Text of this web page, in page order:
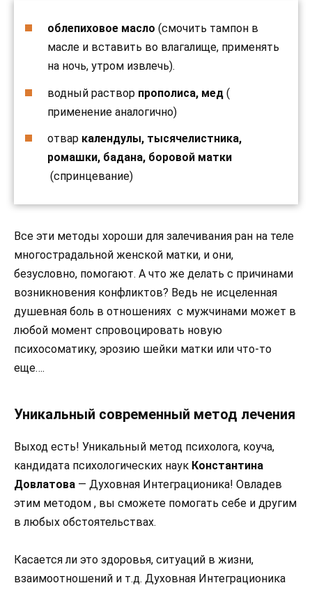
облепиховое масло (смочить тампон в
масле и вставить во влагалище, применять
на ночь, утром извлечь).
водный раствор прополиса, мед (
применение аналогично)
отвар календулы, тысячелистника,
ромашки, бадана, боровой матки
(спринцевание)
Все эти методы хороши для залечивания ран на теле
многострадальной женской матки, и они,
безусловно, помогают. А что же делать с причинами
возникновения конфликтов? Ведь не исцеленная
душевная боль в отношениях с мужчинами может в
любой момент спровоцировать новую
психосоматику, эрозию шейки матки или что-то
еще….
Уникальный современный метод лечения
Выход есть! Уникальный метод психолога, коуча,
кандидата психологических наук Константина
Довлатова — Духовная Интеграционика! Овладев
этим методом , вы сможете помогать себе и другим
в любых обстоятельствах.
Касается ли это здоровья, ситуаций в жизни,
взаимоотношений и т.д. Духовная Интеграционика